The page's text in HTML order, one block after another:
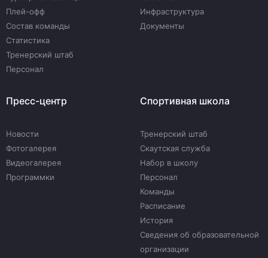
Плей-офф
Состав команды
Статистика
Тренерский штаб
Персонал
Инфраструктура
Документы
Пресс-центр
Новости
Фотогалерея
Видеогалерея
Программки
Спортивная школа
Тренерский штаб
Скаутская служба
Набор в школу
Персонал
Команды
Расписание
История
Сведения об образовательной
организации